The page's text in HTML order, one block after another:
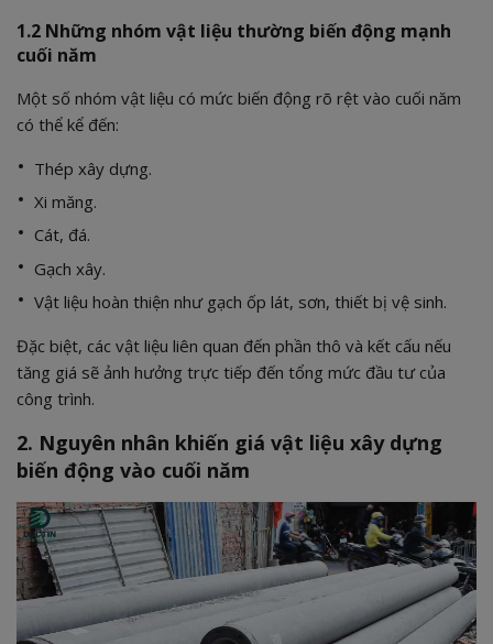
1.2 Những nhóm vật liệu thường biến động mạnh
cuối năm
Một số nhóm vật liệu có mức biến động rõ rệt vào cuối năm
có thể kể đến:
Thép xây dựng.
Xi măng.
Cát, đá.
Gạch xây.
Vật liệu hoàn thiện như gạch ốp lát, sơn, thiết bị vệ sinh.
Đặc biệt, các vật liệu liên quan đến phần thô và kết cấu nếu
tăng giá sẽ ảnh hưởng trực tiếp đến tổng mức đầu tư của
công trình.
2. Nguyên nhân khiến giá vật liệu xây dựng
biến động vào cuối năm